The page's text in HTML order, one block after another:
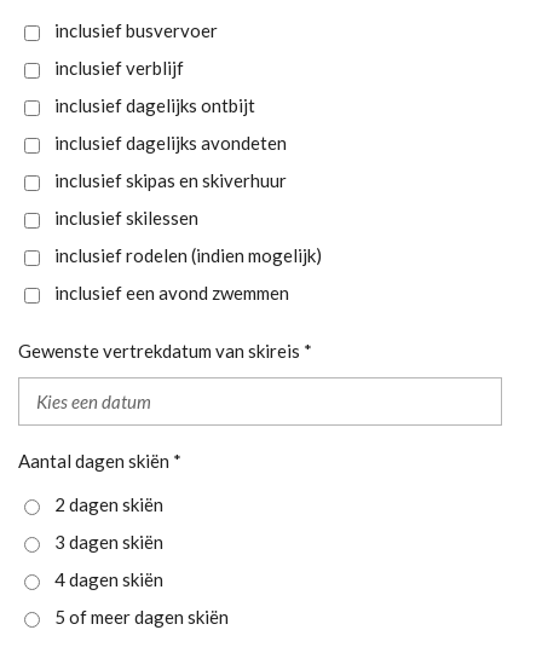
inclusief busvervoer
inclusief verblijf
inclusief dagelijks ontbijt
inclusief dagelijks avondeten
inclusief skipas en skiverhuur
inclusief skilessen
inclusief rodelen (indien mogelijk)
inclusief een avond zwemmen
Gewenste vertrekdatum van skireis *
Aantal dagen skiën *
2 dagen skiën
3 dagen skiën
4 dagen skiën
5 of meer dagen skiën